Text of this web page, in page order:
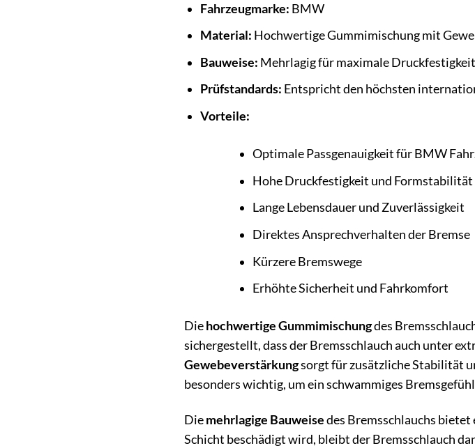
Fahrzeugmarke: BMW
Material: Hochwertige Gummimischung mit
Bauweise: Mehrlagig für maximale Druckfestigkeit
Prüfstandards: Entspricht den höchsten
Vorteile:
Optimale Passgenauigkeit für BMW
Hohe Druckfestigkeit und Formstabilität
Lange Lebensdauer und Zuverlässigkeit
Direktes Ansprechverhalten der Bremse
Kürzere Bremswege
Erhöhte Sicherheit und Fahrkomfort
Diehochwertige Gummimischungdes
sichergestellt, dass der Bremsschlauch auch unter
Gewebeverstärkungsorgt für zusätzliche Stabilität
besonders wichtig, um ein schwammiges
Diemehrlagige Bauweisedes Bremsschlauchs bietet
Schicht beschädigt wird, bleibt der Bremsschlauch